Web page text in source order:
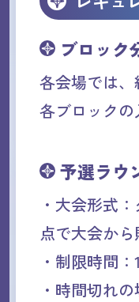
ブロック
各会場では
各ブロックの
予選ラウ
・大会形式
点で大会から
・制限時間
・時間切れ